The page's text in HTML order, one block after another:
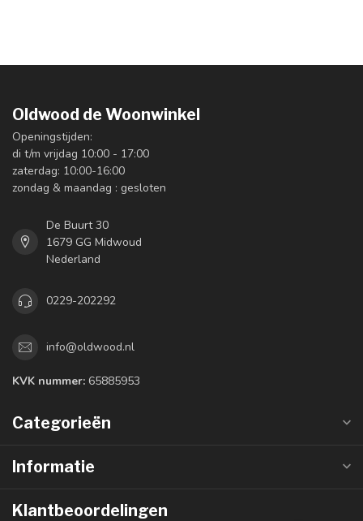
Oldwood de Woonwinkel
Openingstijden:
di t/m vrijdag 10:00 - 17:00
zaterdag: 10:00-16:00
zondag & maandag : gesloten
De Buurt 30
1679 GG Midwoud
Nederland
0229-202292
info@oldwood.nl
KVK nummer: 65885953
Categorieën
Informatie
Klantbeoordelingen